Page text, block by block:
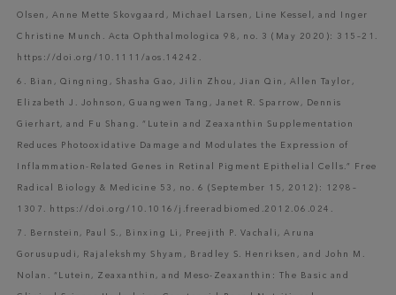
Olsen, Anne Mette Skovgaard, Michael Larsen, Line Kessel, and Inger
Christine Munch. Acta Ophthalmologica 98, no. 3 (May 2020): 315–21.
https://doi.org/10.1111/aos.14242.
6. Bian, Qingning, Shasha Gao, Jilin Zhou, Jian Qin, Allen Taylor,
Elizabeth J. Johnson, Guangwen Tang, Janet R. Sparrow, Dennis
Gierhart, and Fu Shang. “Lutein and Zeaxanthin Supplementation
Reduces Photooxidative Damage and Modulates the Expression of
Inflammation-Related Genes in Retinal Pigment Epithelial Cells.” Free
Radical Biology & Medicine 53, no. 6 (September 15, 2012): 1298–
1307. https://doi.org/10.1016/j.freeradbiomed.2012.06.024.
7. Bernstein, Paul S., Binxing Li, Preejith P. Vachali, Aruna
Gorusupudi, Rajalekshmy Shyam, Bradley S. Henriksen, and John M.
Nolan. “Lutein, Zeaxanthin, and Meso-Zeaxanthin: The Basic and